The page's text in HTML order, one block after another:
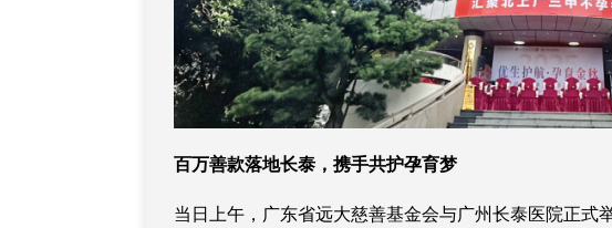
百万善款落地长泰，携手共护孕育梦
当日上午，广东省远大慈善基金会与广州长泰医院正式